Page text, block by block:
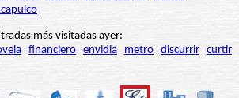
más visitadas ayer:
financiero envidia metro discurrir curtir